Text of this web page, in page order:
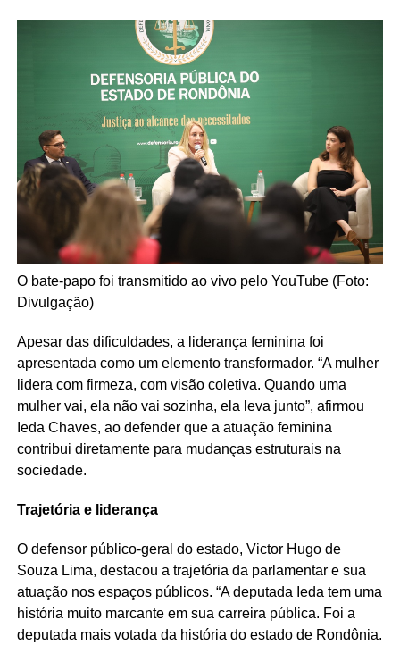
O bate-papo foi transmitido ao vivo pelo YouTube (Foto:
Divulgação)
Apesar das dificuldades, a liderança feminina foi
apresentada como um elemento transformador. “A mulher
lidera com firmeza, com visão coletiva. Quando uma
mulher vai, ela não vai sozinha, ela leva junto”, afirmou
Ieda Chaves, ao defender que a atuação feminina
contribui diretamente para mudanças estruturais na
sociedade.
Trajetória e liderança
O defensor público-geral do estado, Victor Hugo de
Souza Lima, destacou a trajetória da parlamentar e sua
atuação nos espaços públicos. “A deputada Ieda tem uma
história muito marcante em sua carreira pública. Foi a
deputada mais votada da história do estado de Rondônia.